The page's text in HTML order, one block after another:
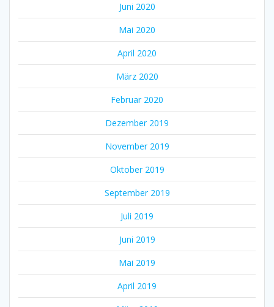
Juni 2020
Mai 2020
April 2020
März 2020
Februar 2020
Dezember 2019
November 2019
Oktober 2019
September 2019
Juli 2019
Juni 2019
Mai 2019
April 2019